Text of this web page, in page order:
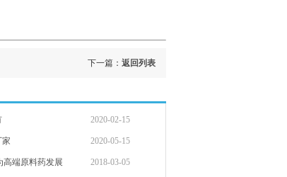
下一篇： 返回列表
2020-02-15
2020-05-15
家
2018-03-05
高端原料药发展